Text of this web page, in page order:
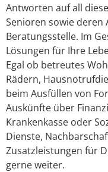
Antworten auf all
Senioren sowie
Beratungsstelle. Im
Lösungen für Ihre
Egal ob betreutes
Rädern,
beim Ausfüllen von
Auskünfte über
Krankenkasse oder
Dienste,
Zusatzleistungen für
gerne weiter.